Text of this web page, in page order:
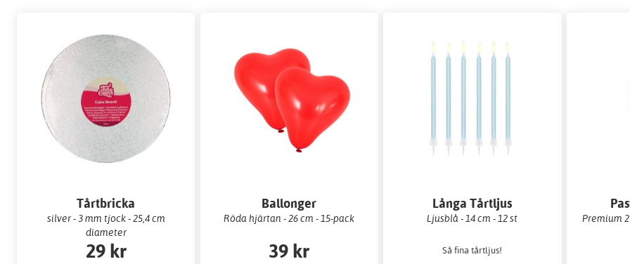
Tårtbricka
silver - 3 mm tjock - 25,4 cm
diameter
29 kr
Ballonger
Röda hjärtan - 26 cm - 15-pack
39 kr
Långa Tårtljus
Ljusblå - 14 cm - 12 st
Så fina tårtljus!
Premium